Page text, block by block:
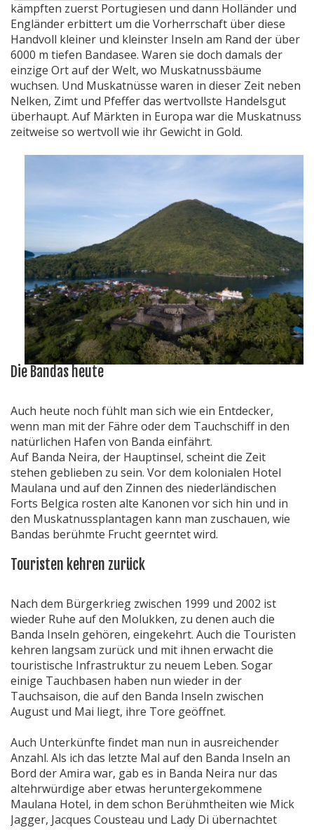
kämpften zuerst Portugiesen und dann Holländer und
Engländer erbittert um die Vorherrschaft über diese
Handvoll kleiner und kleinster Inseln am Rand der über
6000 m tiefen Bandasee. Waren sie doch damals der
einzige Ort auf der Welt, wo Muskatnussbäume
wuchsen. Und Muskatnüsse waren in dieser Zeit neben
Nelken, Zimt und Pfeffer das wertvollste Handelsgut
überhaupt. Auf Märkten in Europa war die Muskatnuss
zeitweise so wertvoll wie ihr Gewicht in Gold.
Die Bandas heute
Auch heute noch fühlt man sich wie ein Entdecker,
wenn man mit der Fähre oder dem Tauchschiff in den
natürlichen Hafen von Banda einfährt.
Auf Banda Neira, der Hauptinsel, scheint die Zeit
stehen geblieben zu sein. Vor dem kolonialen Hotel
Maulana und auf den Zinnen des niederländischen
Forts Belgica rosten alte Kanonen vor sich hin und in
den Muskatnussplantagen kann man zuschauen, wie
Bandas berühmte Frucht geerntet wird.
Touristen kehren zurück
Nach dem Bürgerkrieg zwischen 1999 und 2002 ist
wieder Ruhe auf den Molukken, zu denen auch die
Banda Inseln gehören, eingekehrt. Auch die Touristen
kehren langsam zurück und mit ihnen erwacht die
touristische Infrastruktur zu neuem Leben. Sogar
einige Tauchbasen haben nun wieder in der
Tauchsaison, die auf den Banda Inseln zwischen
August und Mai liegt, ihre Tore geöffnet.
Auch Unterkünfte findet man nun in ausreichender
Anzahl. Als ich das letzte Mal auf den Banda Inseln an
Bord der Amira war, gab es in Banda Neira nur das
altehrwürdige aber etwas heruntergekommene
Maulana Hotel, in dem schon Berühmtheiten wie Mick
Jagger, Jacques Cousteau und Lady Di übernachtet